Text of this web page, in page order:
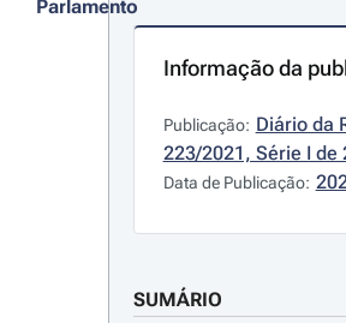
Parlamento
Informação da
Publicação: Diário da
223/2021, Série I de
Data de Publicação:
SUMÁRIO